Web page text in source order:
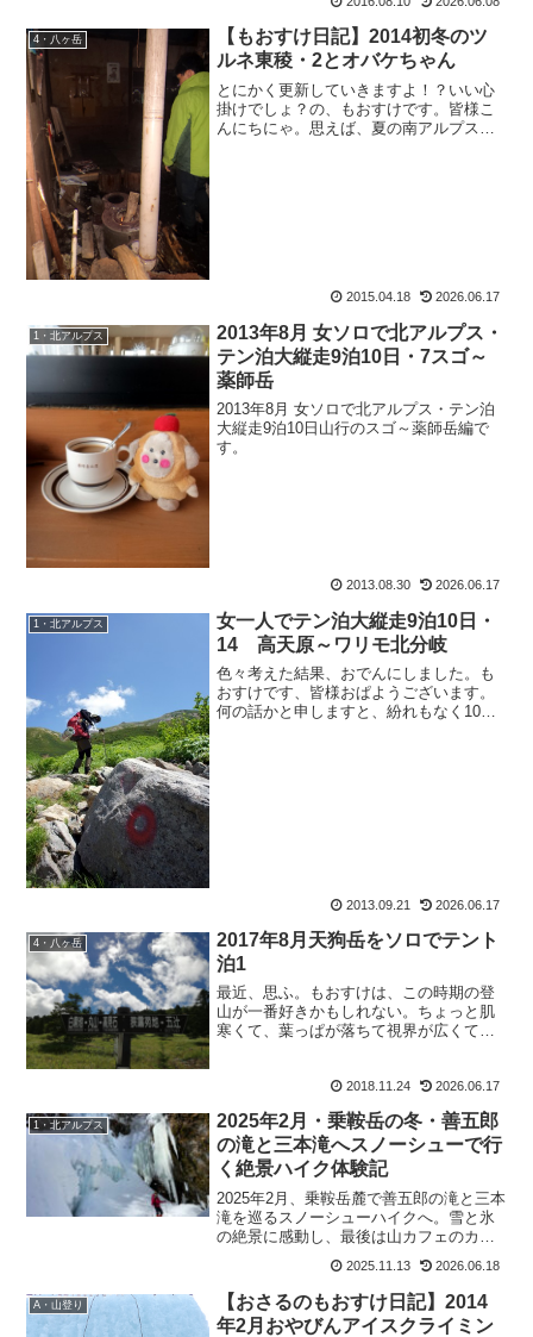
4・八ヶ岳
【もおすけ日記】2014初冬のツ
ルネ東稜・2とオバケちゃん
とにかく更新していきますよ！？いい心
掛けでしょ？の、もおすけです。皆様こ
んにちにゃ。思えば、夏の南アルプス大
2015.04.18 2026.06.17
1・北アルプス
2013年8月 女ソロで北アルプス・
テン泊大縦走9泊10日・7スゴ～
薬師岳
2013年8月 女ソロで北アルプス・テン泊
大縦走9泊10日山行のスゴ～薬師岳編で
す。
2013.08.30 2026.06.17
1・北アルプス
女一人でテン泊大縦走9泊10日・
14 高天原～ワリモ北分岐
色々考えた結果、おでんにしました。も
おすけです、皆様おぱようございます。
何の話かと申しますと、紛れもなく10月
2013.09.21 2026.06.17
4・八ヶ岳
2017年8月天狗岳をソロでテント
泊1
最近、思ふ。もおすけは、この時期の登
山が一番好きかもしれない。ちょっと肌
寒くて、葉っぱが落ちて視界が広くて何
歩く、晩秋の登山。すんごく好き。それ
とは対照的に、一年のうち...
2018.11.24 2026.06.17
1・北アルプス
2025年2月・乗鞍岳の冬・善五郎
の滝と三本滝へスノーシューで行
く絶景ハイク体験記
2025年2月、乗鞍岳麓で善五郎の滝と三本
滝を巡るスノーシューハイクへ。雪と氷
の絶景に感動し、最後は山カフェのカレ
2025.11.13 2026.06.18
A・山登り
【おさるのもおすけ日記】2014
年2月おやびんアイスクライミン